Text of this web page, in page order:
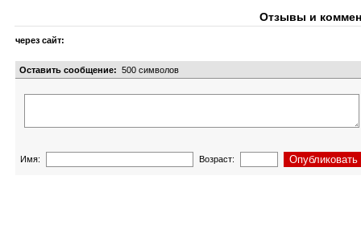
Отзывы и
через сайт:
Оставить сообщение: 500 символов
Имя: Возраст: